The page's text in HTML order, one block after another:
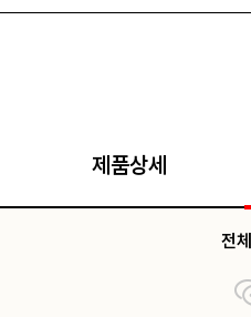
제품상세
전